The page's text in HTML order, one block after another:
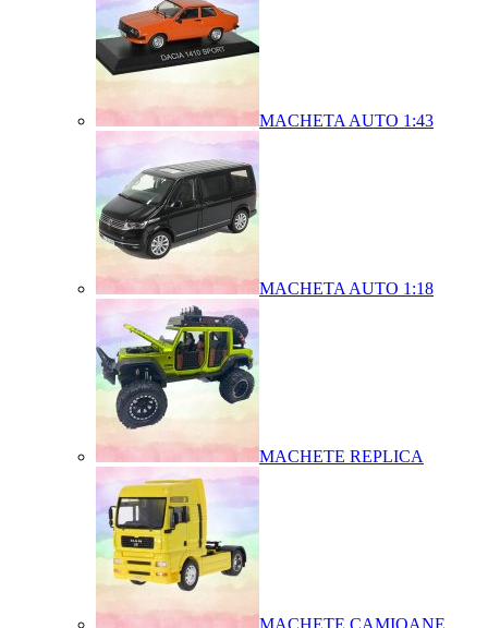
MACHETA AUTO 1:43
MACHETA AUTO 1:18
MACHETE REPLICA
MACHETE CAMIOANE